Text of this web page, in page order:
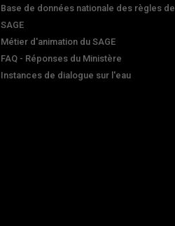
Base de données nationale des règles de
SAGE
Métier d'animation du SAGE
FAQ - Réponses du Ministère
Instances de dialogue sur l'eau